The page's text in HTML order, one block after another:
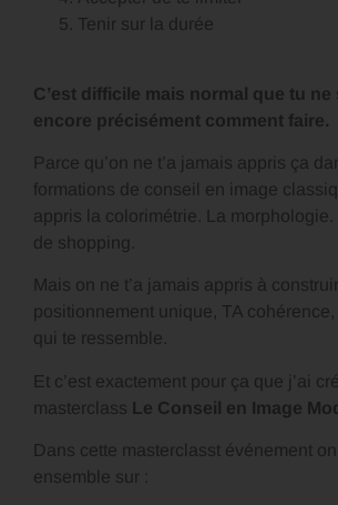
Tenir sur la durée
C’est difficile mais normal que tu ne
encore précisément comment faire.
Parce qu’on ne t’a jamais appris ça
formations de conseil en image
appris la colorimétrie. La
de shopping.
Mais on ne t’a jamais appris à
positionnement unique, TA
qui te ressemble.
Et c’est exactement pour ça que j’ai
masterclass Le Conseil en Image
Dans cette masterclasst événement
ensemble sur :